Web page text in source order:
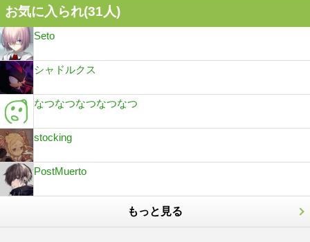
お気に入られ(31人)
Seto
シャドルクス
なつなつなつなつなつ
stocking
PostMuerto
もっと見る